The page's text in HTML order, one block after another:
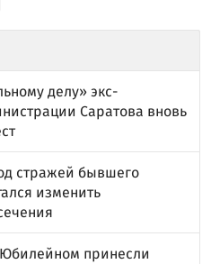
делу» экс-
Саратова вновь
стражей бывшего
изменить
принесли